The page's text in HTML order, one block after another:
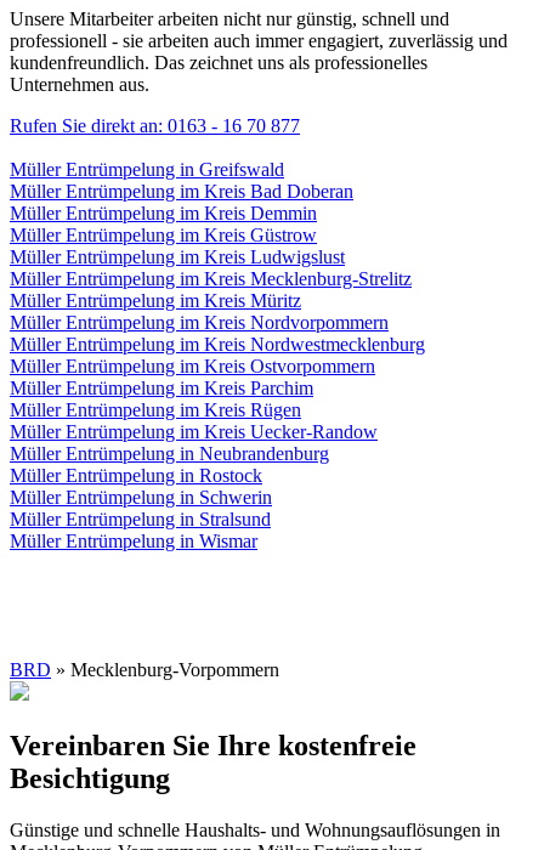
Unsere Mitarbeiter arbeiten nicht nur günstig, schnell und
professionell - sie arbeiten auch immer engagiert, zuverlässig und
kundenfreundlich. Das zeichnet uns als professionelles
Unternehmen aus.
Rufen Sie direkt an: 0163 - 16 70 877
Müller Entrümpelung in Greifswald
Müller Entrümpelung im Kreis Bad Doberan
Müller Entrümpelung im Kreis Demmin
Müller Entrümpelung im Kreis Güstrow
Müller Entrümpelung im Kreis Ludwigslust
Müller Entrümpelung im Kreis Mecklenburg-Strelitz
Müller Entrümpelung im Kreis Müritz
Müller Entrümpelung im Kreis Nordvorpommern
Müller Entrümpelung im Kreis Nordwestmecklenburg
Müller Entrümpelung im Kreis Ostvorpommern
Müller Entrümpelung im Kreis Parchim
Müller Entrümpelung im Kreis Rügen
Müller Entrümpelung im Kreis Uecker-Randow
Müller Entrümpelung in Neubrandenburg
Müller Entrümpelung in Rostock
Müller Entrümpelung in Schwerin
Müller Entrümpelung in Stralsund
Müller Entrümpelung in Wismar
BRD » Mecklenburg-Vorpommern
Vereinbaren Sie Ihre kostenfreie
Besichtigung
Günstige und schnelle Haushalts- und Wohnungsauflösungen in